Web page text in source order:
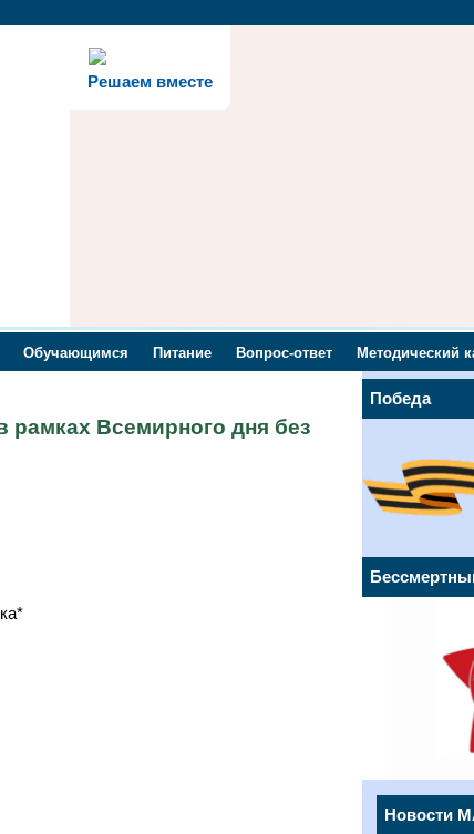
Решаем вместе
Обучающимся Питание Вопрос-ответ Методический
Победа
Новости
Всемирного дня без